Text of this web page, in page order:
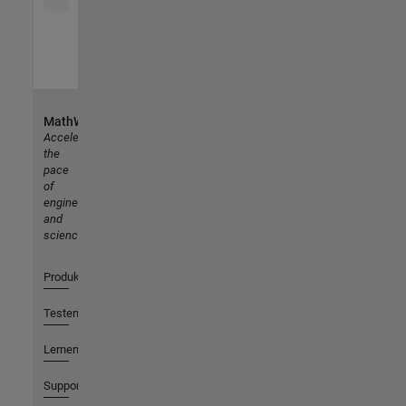
MathWorks
Accelerating
the
pace
of
engineering
and
science
Produkte
Testen oder Kaufen
Lernen
Support